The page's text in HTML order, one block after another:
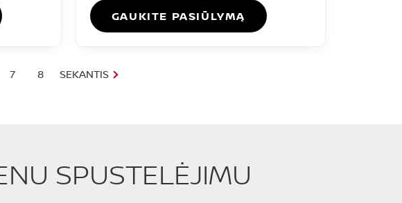
GAUKITE PASIŪLYMĄ
SEKANTIS
7 8
SPUSTELĖJIMU